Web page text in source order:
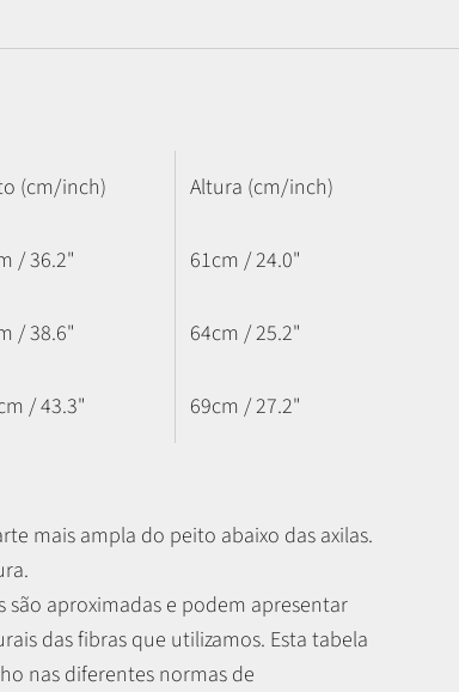
(cm/inch) Altura (cm/inch)
/ 36.2" 61cm / 24.0"
/ 38.6" 64cm / 25.2"
/ 43.3" 69cm / 27.2"
mais ampla do peito abaixo das axilas.
aproximadas e podem apresentar
das fibras que utilizamos. Esta tabela
nas diferentes normas de